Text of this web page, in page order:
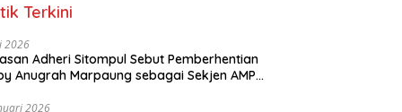
Terkini
2026
Adheri Sitompul Sebut Pemberhentian
Anugrah Marpaung sebagai Sekjen AMPI
2026